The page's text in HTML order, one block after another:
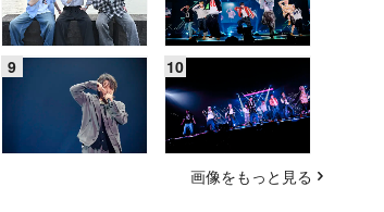
画像をもっと見る